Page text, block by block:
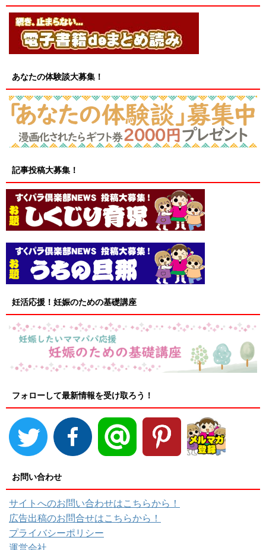
あなたの体験談大募集！
記事投稿大募集！
妊活応援！妊娠のための基礎講座
フォローして最新情報を受け取ろう！
お問い合わせ
サイトへのお問い合わせはこちらから！
広告出稿のお問合せはこちらから！
プライバシーポリシー